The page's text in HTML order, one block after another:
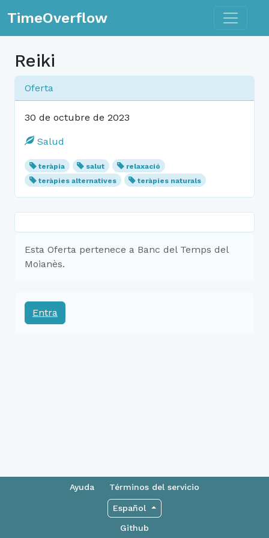
TimeOverflow Toggle
Reiki
Oferta
30 de octubre de 2023
Salud
teràpia salut
relaxació
teràpies alternatives
teràpies naturals
Esta Oferta pertenece a Banc del Temps del
Moianès.
Entra
Ayuda Términos del servicio
Español
Github